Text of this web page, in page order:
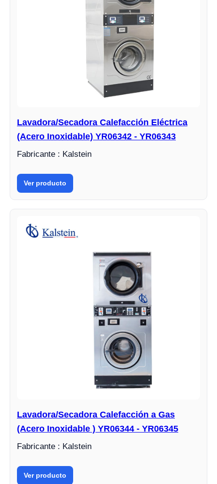
Lavadora/Secadora Calefacción Eléctrica
(Acero Inoxidable) YR06342 - YR06343
Fabricante : Kalstein
Ver producto
Lavadora/Secadora Calefacción a Gas
(Acero Inoxidable ) YR06344 - YR06345
Fabricante : Kalstein
Ver producto